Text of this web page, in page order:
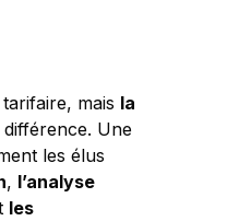
mais la
Une
les élus
, l’analyse
les